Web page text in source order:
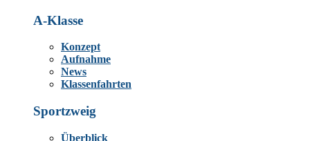
A-Klasse
Konzept
Aufnahme
News
Klassenfahrten
Sportzweig
Überblick